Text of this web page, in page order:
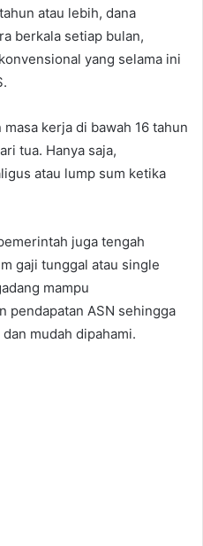
atau lebih, dana
berkala setiap bulan,
yang selama ini
kerja di bawah 16 tahun
tua. Hanya saja,
atau lump sum ketika
juga tengah
gaji tunggal atau single
mampu
pendapatan ASN sehingga
mudah dipahami.